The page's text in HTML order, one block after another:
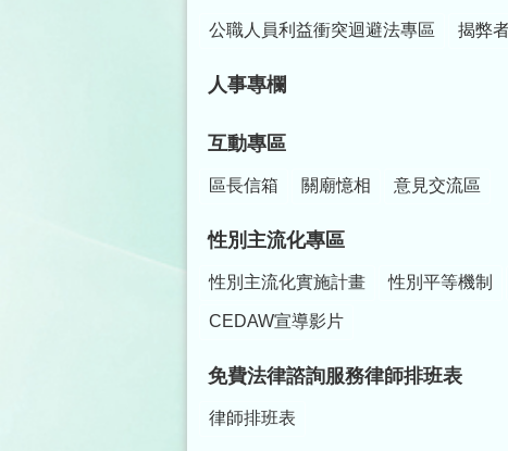
公職人員利益衝突迴避法專區 揭弊
人事專欄
互動專區
區長信箱 關廟憶相 意見交流區
性別主流化專區
性別主流化實施計畫 性別平等機制
CEDAW宣導影片
免費法律諮詢服務律師排班表
律師排班表